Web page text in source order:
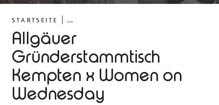
STARTSEITE ...
Allgäuer
Gründerstammtisch
Kempten x Women on
Wednesday